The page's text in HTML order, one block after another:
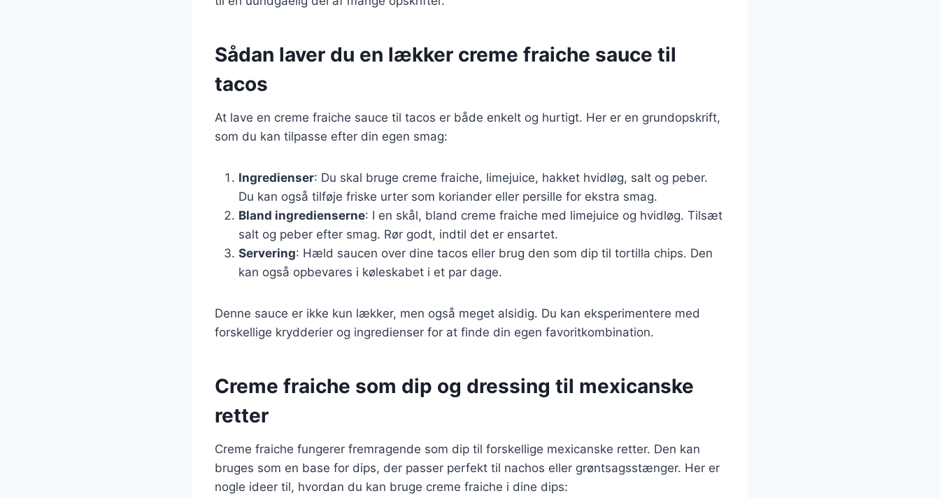
Sådan laver du en lækker creme fraiche sauce til
tacos
At lave en creme fraiche sauce til tacos er både enkelt og hurtigt. Her er en grundopskrift,
som du kan tilpasse efter din egen smag:
Ingredienser: Du skal bruge creme fraiche, limejuice, hakket hvidløg, salt og peber.
Du kan også tilføje friske urter som koriander eller persille for ekstra smag.
Bland ingredienserne: I en skål, bland creme fraiche med limejuice og hvidløg. Tilsæt
salt og peber efter smag. Rør godt, indtil det er ensartet.
Servering: Hæld saucen over dine tacos eller brug den som dip til tortilla chips. Den
kan også opbevares i køleskabet i et par dage.
Denne sauce er ikke kun lækker, men også meget alsidig. Du kan eksperimentere med
forskellige krydderier og ingredienser for at finde din egen favoritkombination.
Creme fraiche som dip og dressing til mexicanske
retter
Creme fraiche fungerer fremragende som dip til forskellige mexicanske retter. Den kan
bruges som en base for dips, der passer perfekt til nachos eller grøntsagsstænger. Her er
nogle ideer til, hvordan du kan bruge creme fraiche i dine dips: